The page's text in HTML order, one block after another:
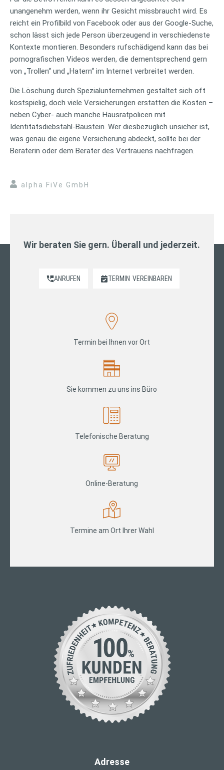
unangenehm werden, wenn ihr Gesicht missbraucht wird. Es
reicht ein Profilbild von Facebook oder aus der Google-Suche,
schon lässt sich jede Person überzeugend in verschiedenste
Kontexte montieren. Besonders rufschädigend kann das bei
pornografischen Videos werden, die dementsprechend gern
von „Trollen“ und „Hatern“ im Internet verbreitet werden.
Die Löschung durch Spezialunternehmen gestaltet sich oft
kostspielig, doch viele Versicherungen erstatten die Kosten –
neben Cyber- auch manche Hausratpolicen mit
Identitätsdiebstahl-Baustein. Wer diesbezüglich unsicher ist,
was genau die eigene Versicherung abdeckt, sollte bei der
Beraterin oder dem Berater des Vertrauens nachfragen.
alpha FiVe GmbH
Wir beraten Sie gern. Überall und jederzeit.
ANRUFEN TERMIN VEREINBAREN
Termin bei Ihnen vor Ort
Sie kommen zu uns ins Büro
Telefonische Beratung
Online-Beratung
Termine am Ort Ihrer Wahl
Adresse